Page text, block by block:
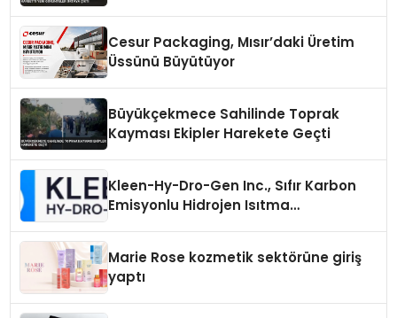
Cesur Packaging, Mısır’daki Üretim
Üssünü Büyütüyor
Büyükçekmece Sahilinde Toprak
Kayması Ekipler Harekete Geçti
Kleen-Hy-Dro-Gen Inc., Sıfır Karbon
Emisyonlu Hidrojen Isıtma
Marie Rose kozmetik sektörüne giriş
yaptı